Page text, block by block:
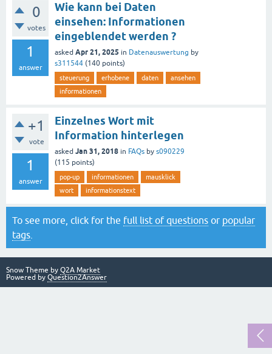
0
votes
1
answer
Wie kann bei Daten
einsehen: Informationen
eingeblendet werden ?
asked Apr 21, 2025 in Datenauswertung by
s311544 (140 points)
steuerung erhobene daten
ansehen
informationen
+1
vote
1
answer
Einzelnes Wort mit
Information hinterlegen
asked Jan 31, 2018 in FAQs by s090229
(115 points)
pop-up informationen
mausklick
wort
informationstext
To see more, click for the full list of questions or popular
tags
Snow Theme by Q2A Market
Powered by Question2Answer